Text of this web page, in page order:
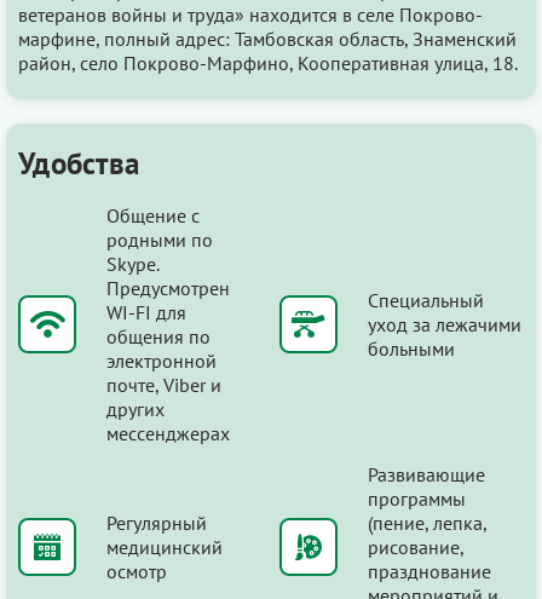
ветеранов войны и труда» находится в селе Покрово-
марфине, полный адрес: Тамбовская область, Знаменский
район, село Покрово-Марфино, Кооперативная улица, 18.
Удобства
Общение с
родными по
Skype.
Предусмотрен
WI-FI для
общения по
электронной
почте, Viber и
других
мессенджерах
Специальный
уход за лежачими
больными
Регулярный
медицинский
осмотр
Развивающие
программы
(пение, лепка,
рисование,
празднование